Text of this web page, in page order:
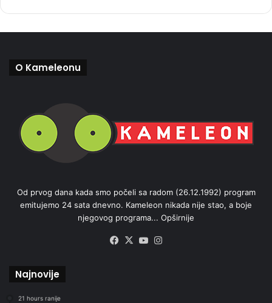
O Kameleonu
Od prvog dana kada smo počeli sa radom (26.12.1992) program
emitujemo 24 sata dnevno. Kameleon nikada nije stao, a boje
njegovog programa... Opširnije
Facebook
X YouTube
Najnovije
21 hours ranije